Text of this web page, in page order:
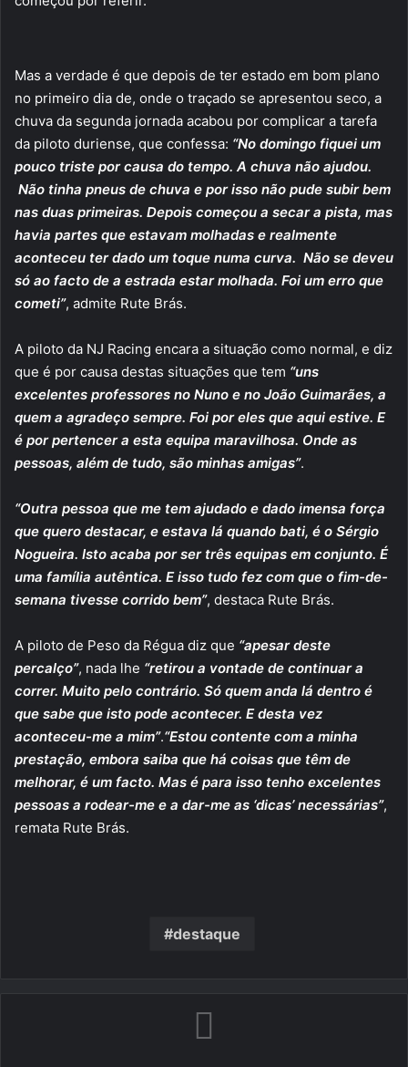
Mas a verdade é que depois de ter estado em bom plano
no primeiro dia de, onde o traçado se apresentou seco, a
chuva da segunda jornada acabou por complicar a tarefa
da piloto duriense, que confessa: “No domingo fiquei um
pouco triste por causa do tempo. A chuva não ajudou.
Não tinha pneus de chuva e por isso não pude subir bem
nas duas primeiras. Depois começou a secar a pista, mas
havia partes que estavam molhadas e realmente
aconteceu ter dado um toque numa curva. Não se deveu
só ao facto de a estrada estar molhada. Foi um erro que
cometi”, admite Rute Brás.
A piloto da NJ Racing encara a situação como normal, e diz
que é por causa destas situações que tem “uns
excelentes professores no Nuno e no João Guimarães, a
quem a agradeço sempre. Foi por eles que aqui estive. E
é por pertencer a esta equipa maravilhosa. Onde as
pessoas, além de tudo, são minhas amigas”.
“Outra pessoa que me tem ajudado e dado imensa força
que quero destacar, e estava lá quando bati, é o Sérgio
Nogueira. Isto acaba por ser três equipas em conjunto. É
uma família autêntica. E isso tudo fez com que o fim-de-
semana tivesse corrido bem”, destaca Rute Brás.
A piloto de Peso da Régua diz que “apesar deste
percalço”, nada lhe “retirou a vontade de continuar a
correr. Muito pelo contrário. Só quem anda lá dentro é
que sabe que isto pode acontecer. E desta vez
aconteceu-me a mim”.“Estou contente com a minha
prestação, embora saiba que há coisas que têm de
melhorar, é um facto. Mas é para isso tenho excelentes
pessoas a rodear-me e a dar-me as ‘dicas’ necessárias”,
remata Rute Brás.
destaque